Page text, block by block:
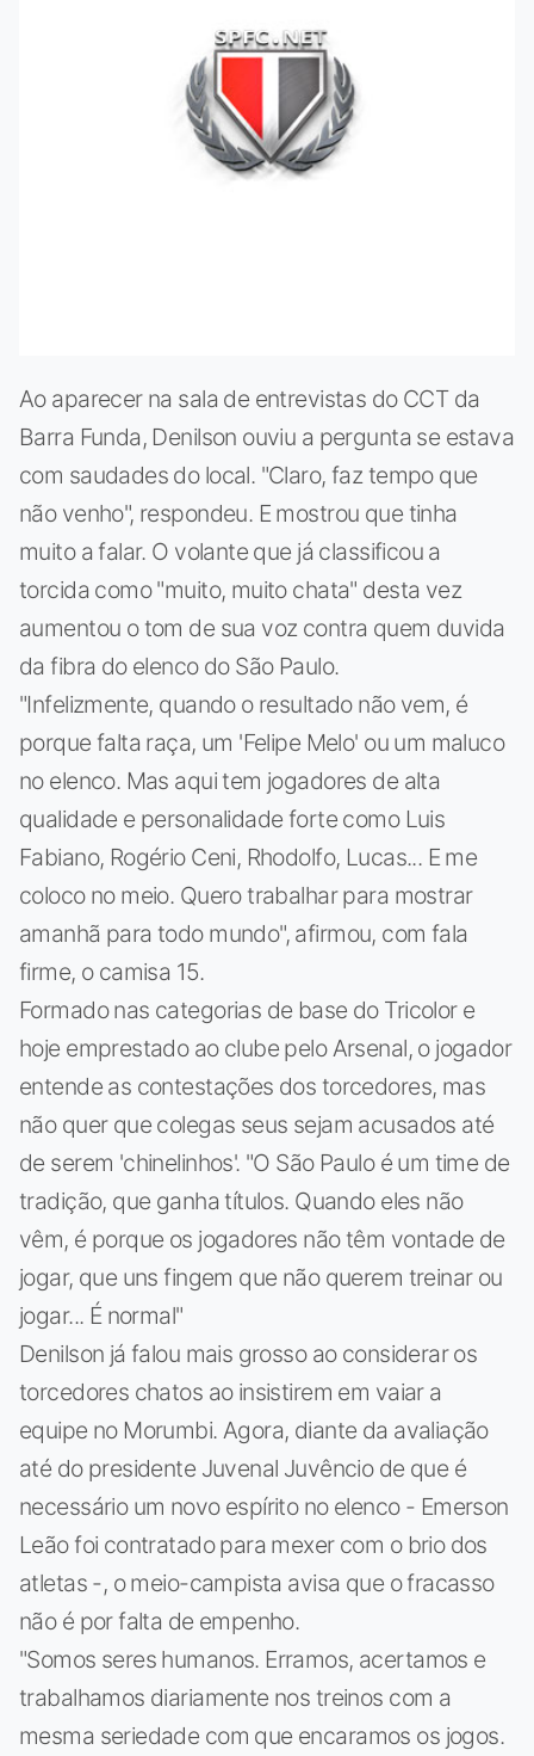
Ao aparecer na sala de entrevistas do CCT da
Barra Funda, Denilson ouviu a pergunta se estava
com saudades do local. "Claro, faz tempo que
não venho", respondeu. E mostrou que tinha
muito a falar. O volante que já classificou a
torcida como "muito, muito chata" desta vez
aumentou o tom de sua voz contra quem duvida
da fibra do elenco do São Paulo.
"Infelizmente, quando o resultado não vem, é
porque falta raça, um 'Felipe Melo' ou um maluco
no elenco. Mas aqui tem jogadores de alta
qualidade e personalidade forte como Luis
Fabiano, Rogério Ceni, Rhodolfo, Lucas... E me
coloco no meio. Quero trabalhar para mostrar
amanhã para todo mundo", afirmou, com fala
firme, o camisa 15.
Formado nas categorias de base do Tricolor e
hoje emprestado ao clube pelo Arsenal, o jogador
entende as contestações dos torcedores, mas
não quer que colegas seus sejam acusados até
de serem 'chinelinhos'. "O São Paulo é um time de
tradição, que ganha títulos. Quando eles não
vêm, é porque os jogadores não têm vontade de
jogar, que uns fingem que não querem treinar ou
jogar... É normal"
Denilson já falou mais grosso ao considerar os
torcedores chatos ao insistirem em vaiar a
equipe no Morumbi. Agora, diante da avaliação
até do presidente Juvenal Juvêncio de que é
necessário um novo espírito no elenco - Emerson
Leão foi contratado para mexer com o brio dos
atletas -, o meio-campista avisa que o fracasso
não é por falta de empenho.
"Somos seres humanos. Erramos, acertamos e
trabalhamos diariamente nos treinos com a
mesma seriedade com que encaramos os jogos.